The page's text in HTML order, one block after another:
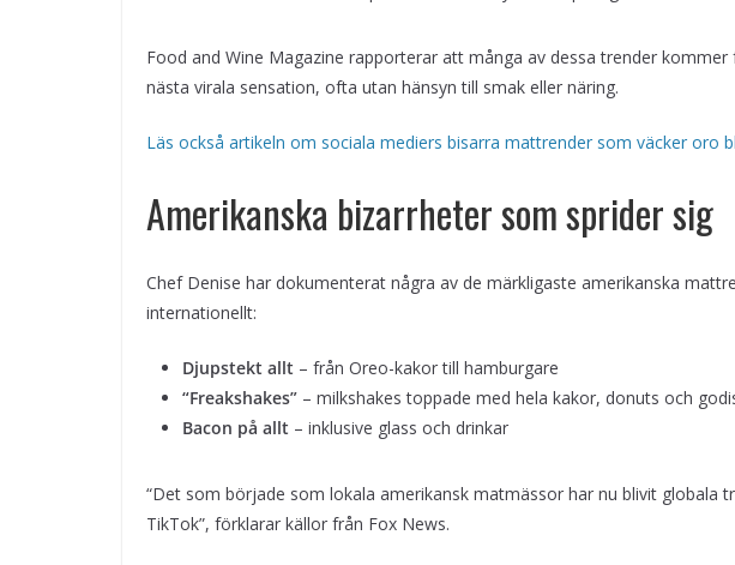
Food and Wine Magazine rapporterar att många av dessa trender
nästa virala sensation, ofta utan hänsyn till smak eller näring.
Läs också artikeln om sociala mediers bisarra mattrender som väcker oro
Amerikanska bizarrheter som sprider sig
Chef Denise har dokumenterat några av de märkligaste amerikanska
internationellt:
Djupstekt allt – från Oreo-kakor till hamburgare
“Freakshakes” – milkshakes toppade med hela kakor, donuts och
Bacon på allt – inklusive glass och drinkar
“Det som började som lokala amerikansk matmässor har nu blivit globala
TikTok”, förklarar källor från Fox News.